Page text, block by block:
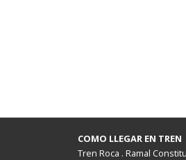
COMO LLEGAR EN TREN
Tren Roca . Ramal